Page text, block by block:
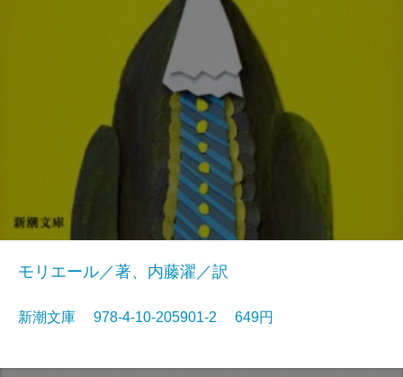
モリエール／著、内藤濯／訳
新潮文庫 978-4-10-205901-2 649円